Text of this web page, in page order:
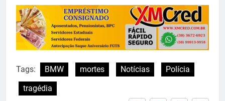
Tags: BMW mortes Notícias
Polícia
tragédia